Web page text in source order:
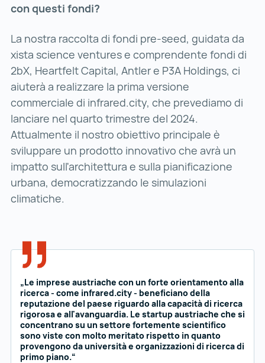
con questi fondi?
La nostra raccolta di fondi pre-seed, guidata da
xista science ventures e comprendente fondi di
2bX, Heartfelt Capital, Antler e P3A Holdings, ci
aiuterà a realizzare la prima versione
commerciale di infrared.city, che prevediamo di
lanciare nel quarto trimestre del 2024.
Attualmente il nostro obiettivo principale è
sviluppare un prodotto innovativo che avrà un
impatto sull'architettura e sulla pianificazione
urbana, democratizzando le simulazioni
climatiche.
„Le imprese austriache con un forte orientamento alla
ricerca - come infrared.city - beneficiano della
reputazione del paese riguardo alla capacità di ricerca
rigorosa e all'avanguardia. Le startup austriache che si
concentrano su un settore fortemente scientifico
sono viste con molto meritato rispetto in quanto
provengono da università e organizzazioni di ricerca di
primo piano.“